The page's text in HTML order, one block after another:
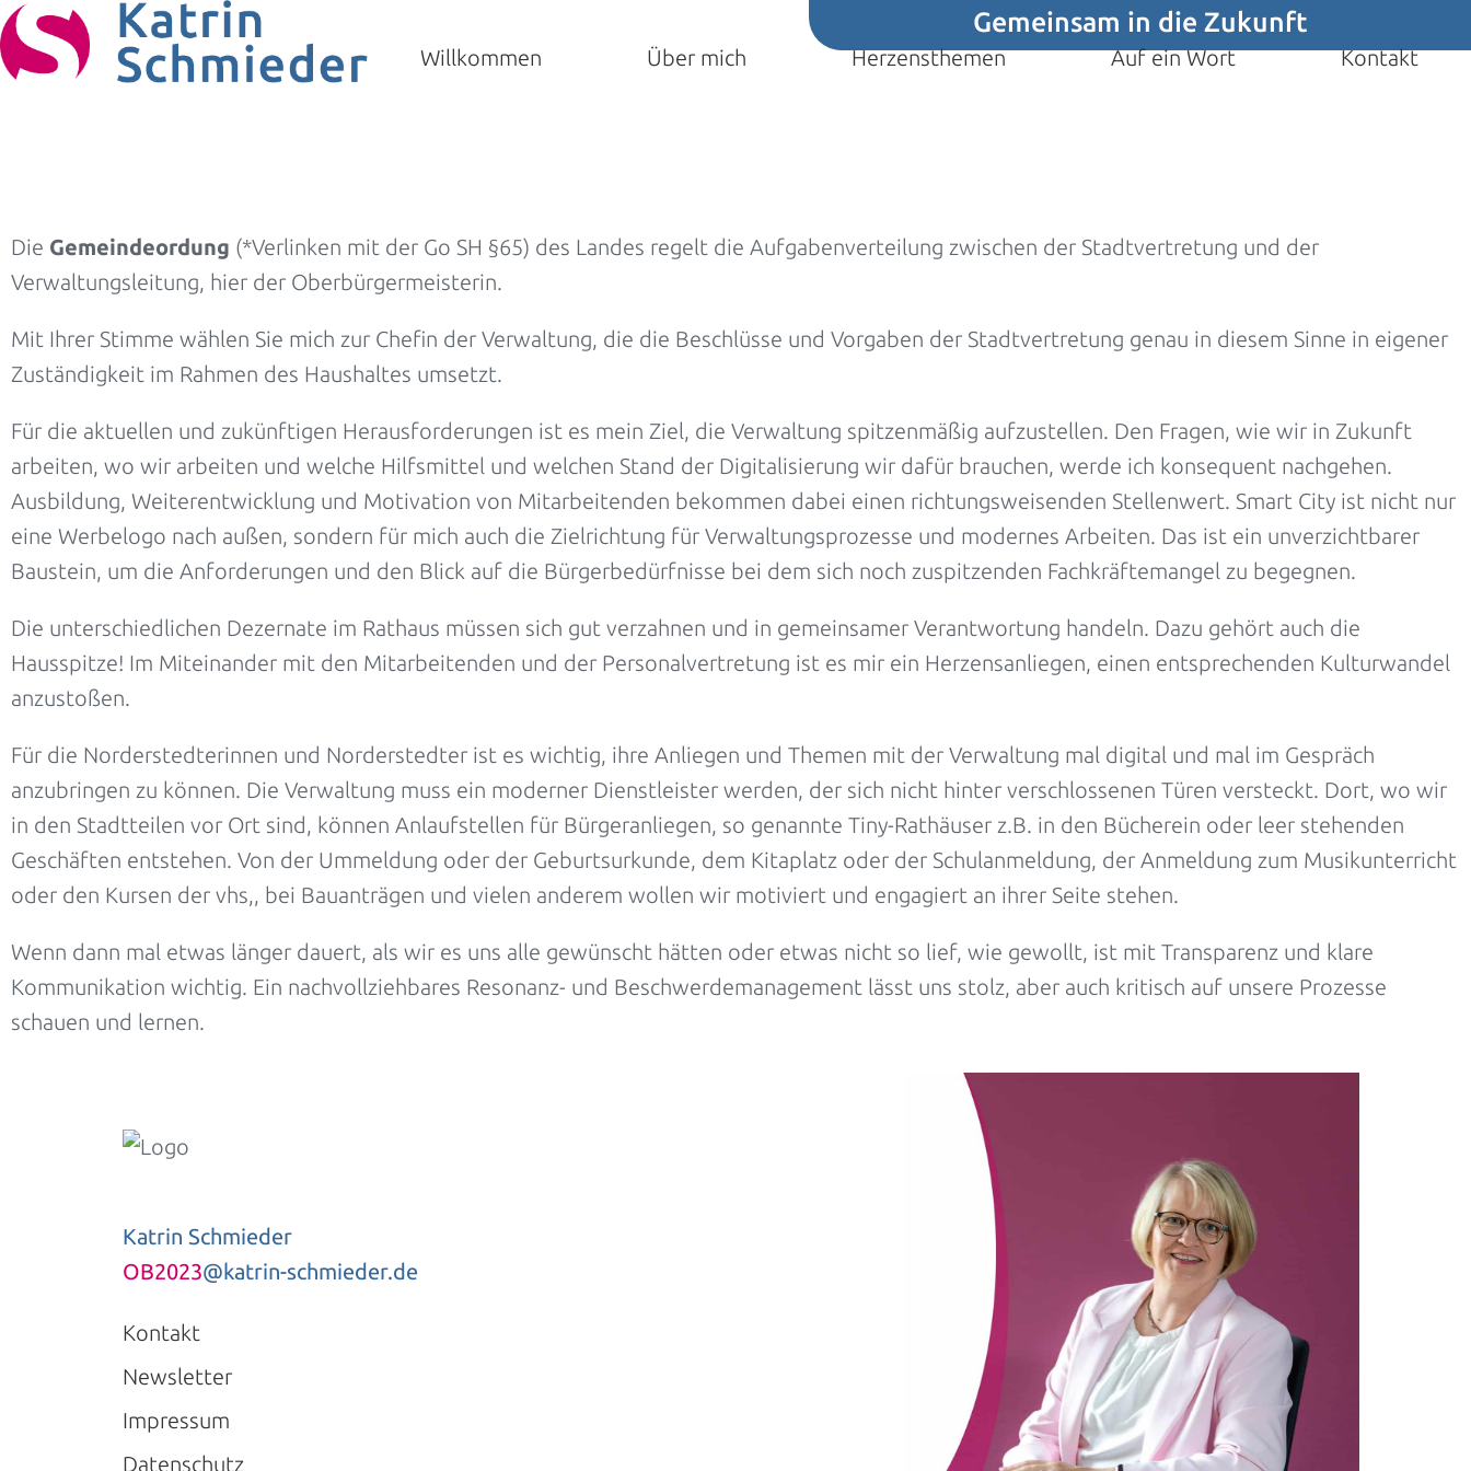
Gemeinsam in die Zukunft
Willkommen Über mich Herzensthemen Auf ein Wort Kontakt
Die Gemeindeordung (*Verlinken mit der Go SH §65) des Landes regelt die Aufgabenverteilung zwischen der Stadtvertretung und der
Verwaltungsleitung, hier der Oberbürgermeisterin.
Mit Ihrer Stimme wählen Sie mich zur Chefin der Verwaltung, die die Beschlüsse und Vorgaben der Stadtvertretung genau in diesem Sinne in eigener
Zuständigkeit im Rahmen des Haushaltes umsetzt.
Für die aktuellen und zukünftigen Herausforderungen ist es mein Ziel, die Verwaltung spitzenmäßig aufzustellen. Den Fragen, wie wir in Zukunft
arbeiten, wo wir arbeiten und welche Hilfsmittel und welchen Stand der Digitalisierung wir dafür brauchen, werde ich konsequent nachgehen.
Ausbildung, Weiterentwicklung und Motivation von Mitarbeitenden bekommen dabei einen richtungsweisenden Stellenwert. Smart City ist nicht nur
eine Werbelogo nach außen, sondern für mich auch die Zielrichtung für Verwaltungsprozesse und modernes Arbeiten. Das ist ein unverzichtbarer
Baustein, um die Anforderungen und den Blick auf die Bürgerbedürfnisse bei dem sich noch zuspitzenden Fachkräftemangel zu begegnen.
Die unterschiedlichen Dezernate im Rathaus müssen sich gut verzahnen und in gemeinsamer Verantwortung handeln. Dazu gehört auch die
Hausspitze! Im Miteinander mit den Mitarbeitenden und der Personalvertretung ist es mir ein Herzensanliegen, einen entsprechenden Kulturwandel
anzustoßen.
Für die Norderstedterinnen und Norderstedter ist es wichtig, ihre Anliegen und Themen mit der Verwaltung mal digital und mal im Gespräch
anzubringen zu können. Die Verwaltung muss ein moderner Dienstleister werden, der sich nicht hinter verschlossenen Türen versteckt. Dort, wo wir
in den Stadtteilen vor Ort sind, können Anlaufstellen für Bürgeranliegen, so genannte Tiny-Rathäuser z.B. in den Bücherein oder leer stehenden
Geschäften entstehen. Von der Ummeldung oder der Geburtsurkunde, dem Kitaplatz oder der Schulanmeldung, der Anmeldung zum Musikunterricht
oder den Kursen der vhs,, bei Bauanträgen und vielen anderem wollen wir motiviert und engagiert an ihrer Seite stehen.
Wenn dann mal etwas länger dauert, als wir es uns alle gewünscht hätten oder etwas nicht so lief, wie gewollt, ist mit Transparenz und klare
Kommunikation wichtig. Ein nachvollziehbares Resonanz- und Beschwerdemanagement lässt uns stolz, aber auch kritisch auf unsere Prozesse
schauen und lernen.
Katrin Schmieder
OB2023@katrin-schmieder.de
Kontakt
Newsletter
Impressum
Datenschutz